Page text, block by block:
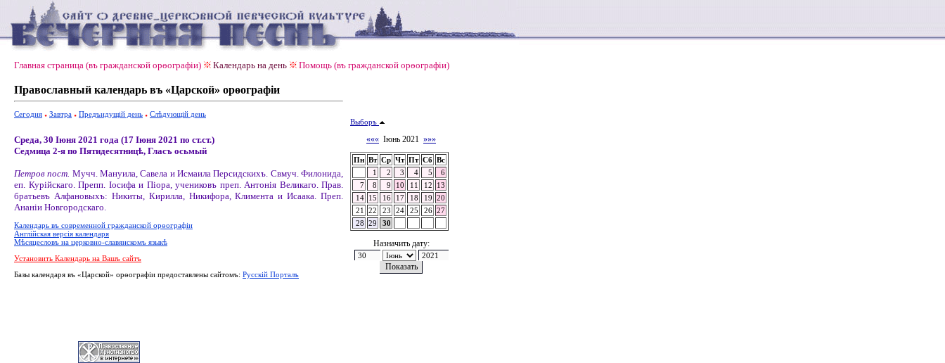
Главная страница (въ гражданской орѳографiи) Календарь на день Помощь (въ гражданской орѳографiи)
Православный календарь въ «Царской» орѳографiи
Сегодня Завтра Предъидущiй день Слѣдующiй день
Среда, 30 Іюня 2021 года (17 Іюня 2021 по ст.ст.)
Седмица 2-я по Пятидесятницѣ, Гласъ осьмый
Петров пост. Мучч. Мануила, Савела и Исмаила Персидскихъ. Свмуч. Филонида,
еп. Курійскаго. Препп. Іосифа и Піора, учениковъ преп. Антонія Великаго. Прав.
братьевъ Алфановыхъ: Никиты, Кирилла, Никифора, Климента и Исаака. Преп.
Ананіи Новгородскаго.
Календарь въ современной гражданской орѳографiи
Англiйская версiя календаря
Мѣсяцесловъ на церковно-славянскомъ языкѣ
Установить Календарь на Вашъ сайтъ
Базы календаря въ «Царской» орѳографiи предоставлены сайтомъ: Русскiй Порталъ
Выборъ
««« Іюнь 2021 »»»
Пн Вт Ср Чт Пт Сб Вс
1
2 3 4 5
6
7
8 9 10 11 12
13
14 15 16 17 18 19 20
21
22 23 24 25 26 27
28 29 30
Назначить дату: